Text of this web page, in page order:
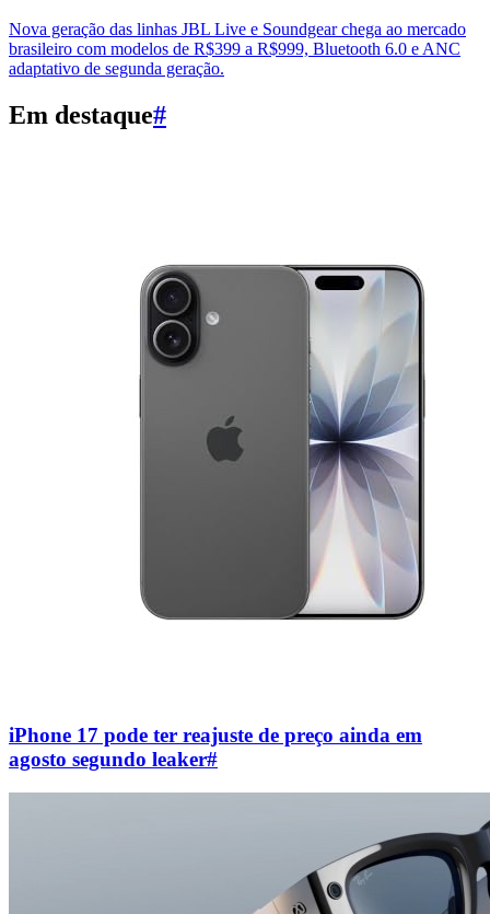
Nova geração das linhas JBL Live e Soundgear chega ao mercado
brasileiro com modelos de R$399 a R$999, Bluetooth 6.0 e ANC
adaptativo de segunda geração.
Em destaque#
iPhone 17 pode ter reajuste de preço ainda em
agosto segundo leaker#